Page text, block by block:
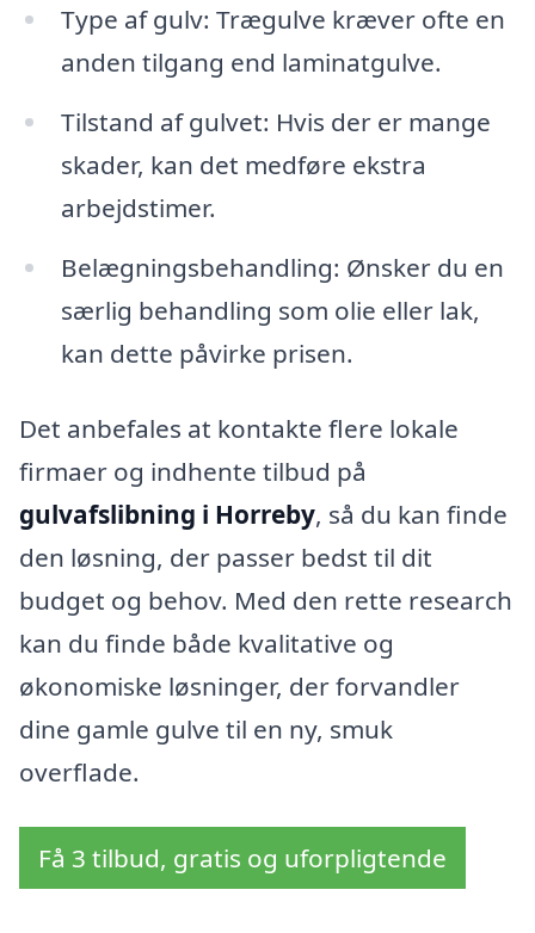
Type af gulv: Trægulve kræver ofte en
anden tilgang end laminatgulve.
Tilstand af gulvet: Hvis der er mange
skader, kan det medføre ekstra
arbejdstimer.
Belægningsbehandling: Ønsker du en
særlig behandling som olie eller lak,
kan dette påvirke prisen.
Det anbefales at kontakte flere lokale
firmaer og indhente tilbud på
gulvafslibning i Horreby, så du kan finde
den løsning, der passer bedst til dit
budget og behov. Med den rette research
kan du finde både kvalitative og
økonomiske løsninger, der forvandler
dine gamle gulve til en ny, smuk
overflade.
Få 3 tilbud, gratis og uforpligtende